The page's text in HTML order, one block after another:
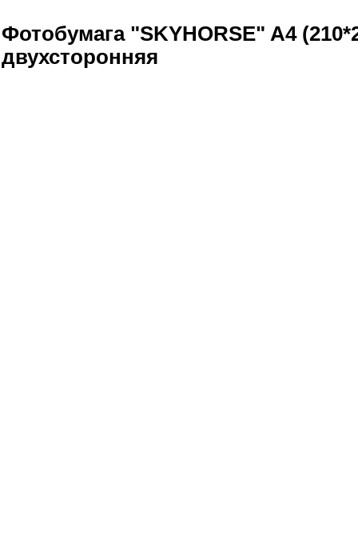
Фотобумага "SKYHORSE" A4
двухсторонняя